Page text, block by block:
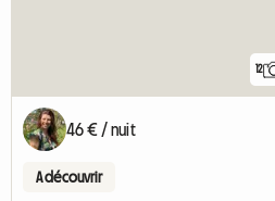
12
46 € / nuit
A découvrir